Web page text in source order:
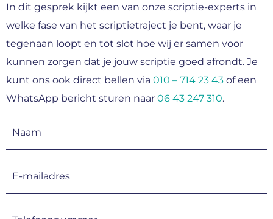
In dit gesprek kijkt een van onze scriptie-experts in
welke fase van het scriptietraject je bent, waar je
tegenaan loopt en tot slot hoe wij er samen voor
kunnen zorgen dat je jouw scriptie goed afrondt. Je
kunt ons ook direct bellen via 010 – 714 23 43 of een
WhatsApp bericht sturen naar 06 43 247 310.